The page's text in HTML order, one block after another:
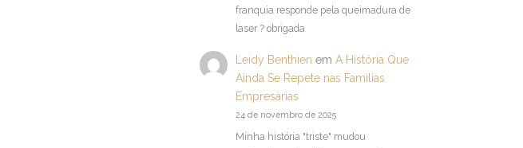
franquia responde pela queimadura de
laser ? obrigada
Leidy Benthien em A História Que
Ainda Se Repete nas Famílias
Empresárias
24 de novembro de 2025
Minha história "triste" mudou